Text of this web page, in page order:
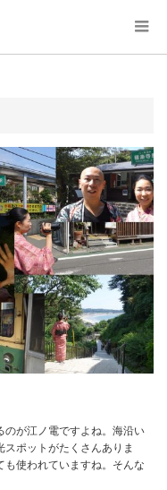
のが江ノ電ですよね。海沿い
ポットがたくさんありま
使われていますね。そんな